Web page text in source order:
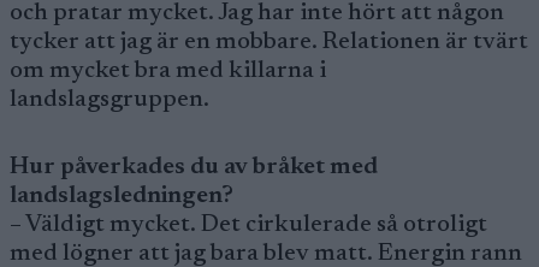
och pratar mycket. Jag har inte hört att någon
tycker att jag är en mobbare. Relationen är tvärt
om mycket bra med killarna i
landslagsgruppen.
Hur påverkades du av bråket med
landslagsledningen?
– Väldigt mycket. Det cirkulerade så otroligt
med lögner att jag bara blev matt. Energin rann